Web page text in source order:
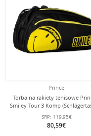
Prince
Torba na rakiety tenisowe
Smiley Tour 3 Komp
termiczna) 2025 czarna 12 szt.
SRP: 119,95€
80,59€